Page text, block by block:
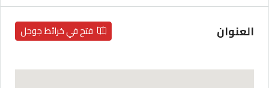
العنوان فتح في خرائط جوجل